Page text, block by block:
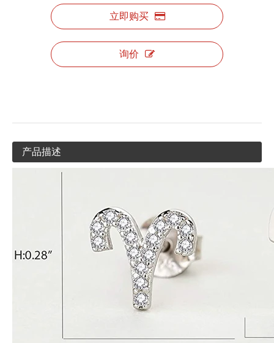
立即购买
询价
产品描述